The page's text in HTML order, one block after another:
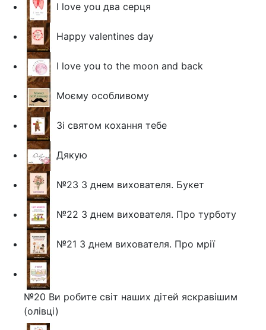
I love you два серця
Happy valentines day
I love you to the moon and back
Моєму особливому
Зі святом кохання тебе
Дякую
№23 З днем вихователя. Букет
№22 З днем вихователя. Про турботу
№21 З днем вихователя. Про мрії
№20 Ви робите світ наших дітей яскравішим
(олівці)